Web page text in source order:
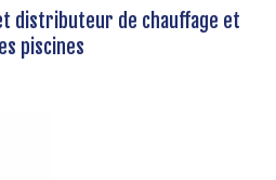
distributeur de chauffage et
piscines